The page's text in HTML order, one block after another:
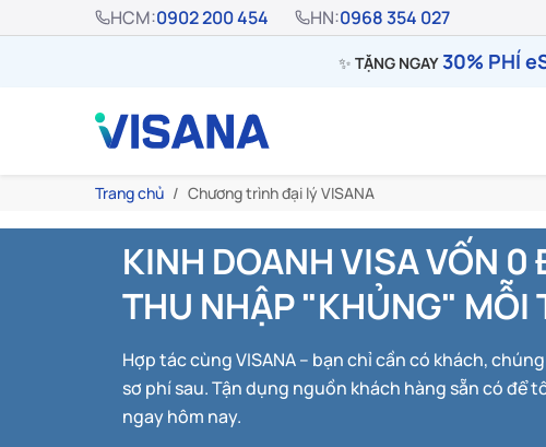
HCM:0902 200 454 HN:0968 354 027
✨ TẶNG NGAY30% PHÍ
Trang chủ Chương trình đại lý VISANA
KINH DOANH VISA VỐN 0
THU NHẬP "KHỦNG" MỖI
Hợp tác cùng VISANA – bạn chỉ cần có khách,
sơ phí sau. Tận dụng nguồn khách hàng sẵn có để
ngay hôm nay.